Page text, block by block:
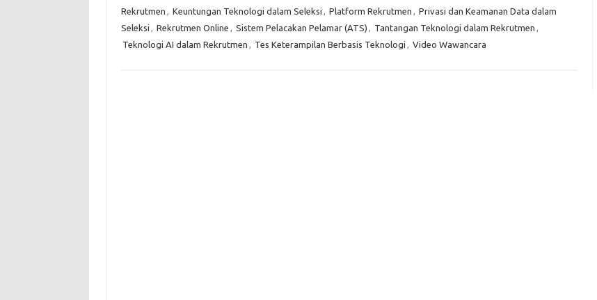
Rekrutmen , Keuntungan Teknologi dalam Seleksi , Platform Rekrutmen , Privasi dan Keamanan Data dalam
Seleksi , Rekrutmen Online , Sistem Pelacakan Pelamar (ATS) , Tantangan Teknologi dalam Rekrutmen ,
Teknologi AI dalam Rekrutmen , Tes Keterampilan Berbasis Teknologi , Video Wawancara